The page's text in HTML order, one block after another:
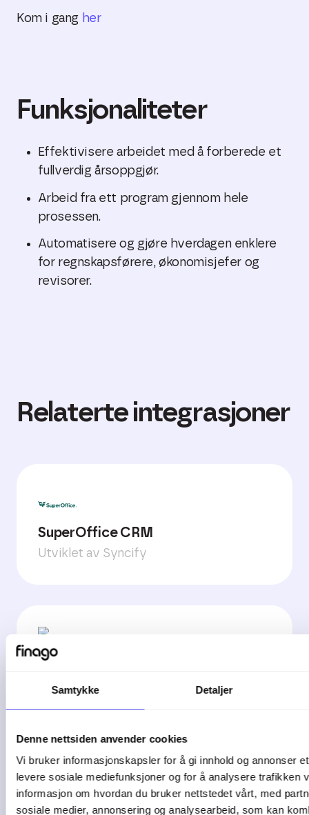
Samtykke Detaljer
Denne nettsiden anvender cookies
Vi bruker informasjonskapsler for å gi innhold og annonser
levere sosiale mediefunksjoner og for å analysere trafikken
informasjon om hvordan du bruker nettstedet vårt, med
sosiale medier, annonsering og analysearbeid, som kan
Kom i gang her
Funksjonaliteter
Effektivisere arbeidet med å forberede et
fullverdig årsoppgjør.
Arbeid fra ett program gjennom hele
prosessen.
Automatisere og gjøre hverdagen enklere
for regnskapsførere, økonomisjefer og
revisorer.
Relaterte integrasjoner
SuperOffice CRM
Utviklet av Syncify
Utviklet av Xsale